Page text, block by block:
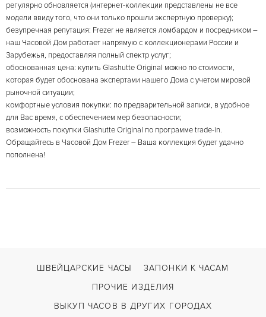
регулярно обновляется (интернет-коллекции представлены не все
модели ввиду того, что они только прошли экспертную проверку);
безупречная репутация: Frezer не является ломбардом и посредником –
наш Часовой Дом работает напрямую с коллекционерами России и
Зарубежья, предоставляя полный спектр услуг;
обоснованная цена: купить Glashutte Original можно по стоимости,
которая будет обоснована экспертами нашего Дома с учетом мировой
рыночной ситуации;
комфортные условия покупки: по предварительной записи, в удобное
для Вас время, с обеспечением мер безопасности;
возможность покупки Glashutte Original по программе trade-in.
Обращайтесь в Часовой Дом Frezer – Ваша коллекция будет удачно
пополнена!
ШВЕЙЦАРСКИЕ ЧАСЫ
ЗАПОНКИ К ЧАСАМ
ПРОЧИЕ ИЗДЕЛИЯ
ВЫКУП ЧАСОВ В ДРУГИХ ГОРОДАХ